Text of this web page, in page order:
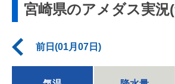
宮崎県のアメダス実況
前日(01月07日)